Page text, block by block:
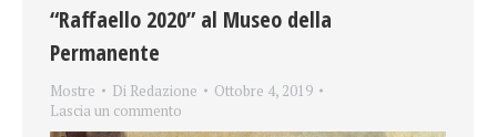
“Raffaello 2020” al Museo della
Permanente
Mostre Di Redazione
Ottobre 4, 2019
Lascia un commento